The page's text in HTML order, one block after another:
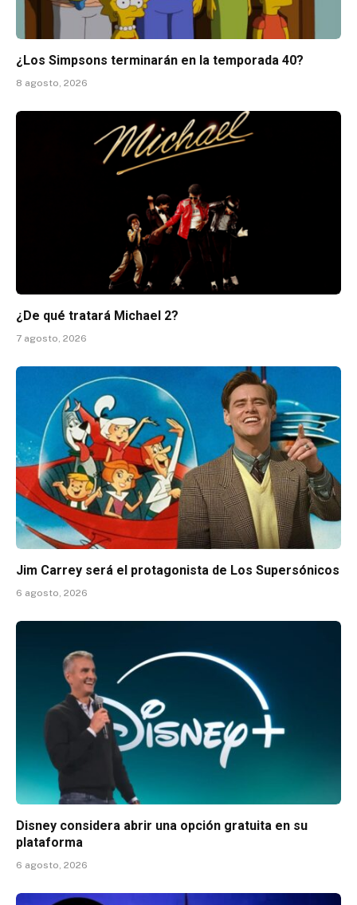
¿Los Simpsons terminarán en la temporada 40?
8 agosto, 2026
¿De qué tratará Michael 2?
7 agosto, 2026
Jim Carrey será el protagonista de Los Supersónicos
6 agosto, 2026
Disney considera abrir una opción gratuita en su
plataforma
6 agosto, 2026